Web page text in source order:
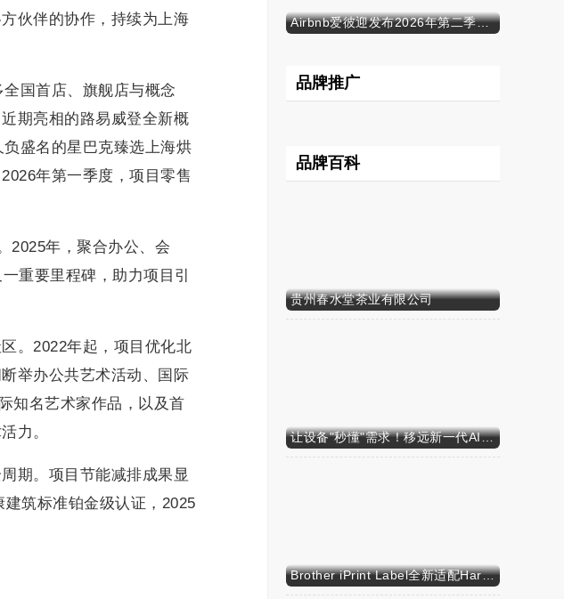
伙伴的协作，持续为上海
国首店、旗舰店与概念
期亮相的路易威登全新概
盛名的星巴克臻选上海烘
年第一季度，项目零售
2025年，聚合办公、会
重要里程碑，助力项目引
。2022年起，项目优化北
举办公共艺术活动、国际
知名艺术家作品，以及首
力。
期。项目节能减排成果显
筑标准铂金级认证，2025
Airbnb爱彼迎发布2026年第二季度财务业绩
品牌推广
品牌百科
贵州春水堂茶业有限公司
让设备"秒懂"需求！移远新一代AI算力智能模组SH603FC硬核来袭
Brother iPrint Label全新适配HarmonyOS NEXT，标识标记体验再升级